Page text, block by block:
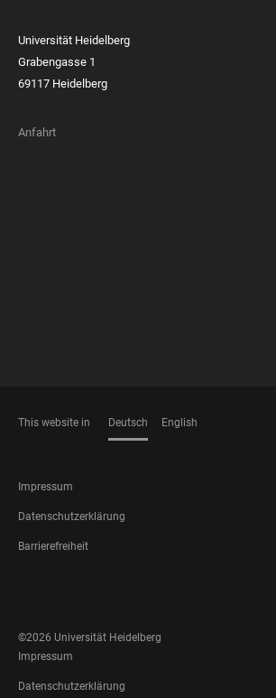
Universität Heidelberg
Grabengasse 1
69117 Heidelberg
Anfahrt
This website in Deutsch English
FOOTER
LEGAL
Impressum
Datenschutzerklärung
Barrierefreiheit
MEDIA
©2026 Universität Heidelberg
FOOTER
LEGAL
Impressum
Datenschutzerklärung